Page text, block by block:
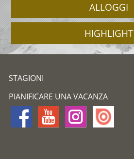
ALLOGGI
HIGHLIGHT
STAGIONI
PIANIFICARE UNA VACANZA